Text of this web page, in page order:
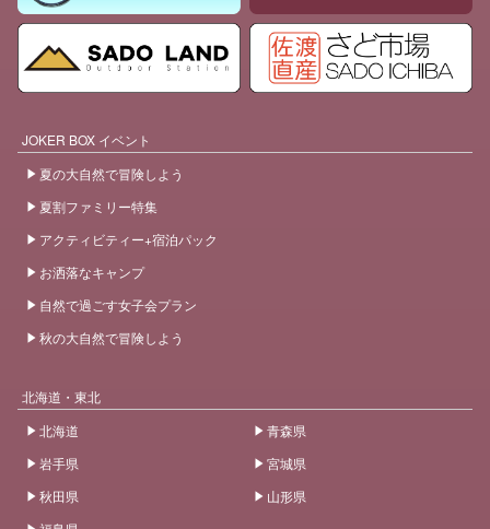
JOKER BOX イベント
夏の大自然で冒険しよう
夏割ファミリー特集
アクティビティー+宿泊パック
お洒落なキャンプ
自然で過ごす女子会プラン
秋の大自然で冒険しよう
北海道・東北
北海道
青森県
岩手県
宮城県
秋田県
山形県